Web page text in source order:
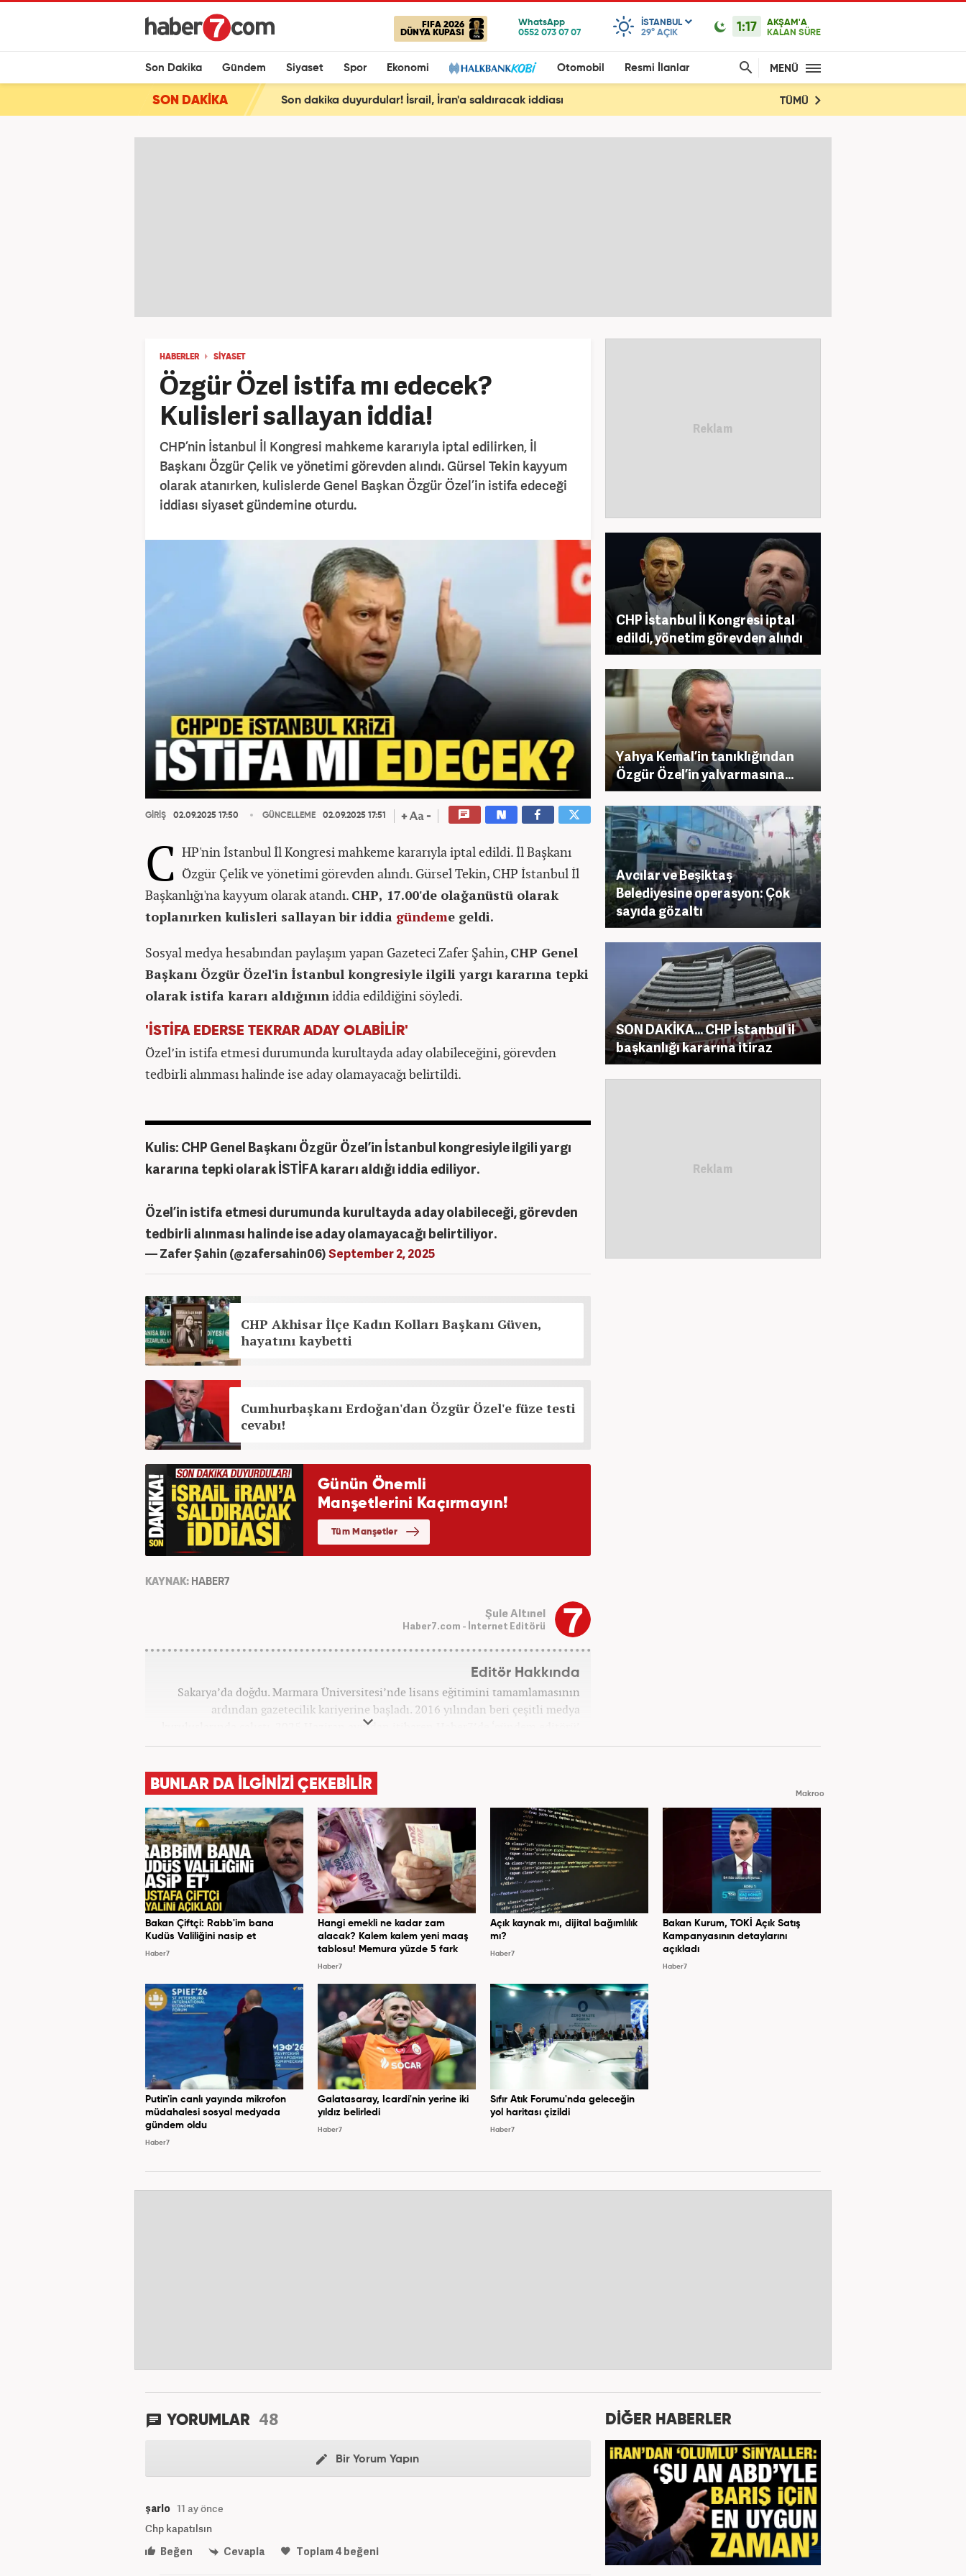
FIFA 2026
DÜNYA KUPASI
ISTANBUL
29° AÇIK 1:17
AKŞAM'A
KALAN SÜRE
Son Dakika Gündem Siyaset Spor Ekonomi Otomobil Resmi İlanlar MENÜ
SON DAKİKA Son dakika duyurdular! İsrail, İran'a saldıracak iddiası TÜMÜ
HABERLER SİYASET
Özgür Özel istifa mı edecek?
Kulisleri sallayan iddia!
CHP’nin İstanbul İl Kongresi mahkeme kararıyla iptal edilirken, İl
Başkanı Özgür Çelik ve yönetimi görevden alındı. Gürsel Tekin kayyum
olarak atanırken, kulislerde Genel Başkan Özgür Özel’in istifa edeceği
iddiası siyaset gündemine oturdu.
GİRİŞ 02.09.2025 17:50 GÜNCELLEME 02.09.2025 17:51
C HP'nin İstanbul İl Kongresi mahkeme kararıyla iptal edildi. İl Başkanı
Özgür Çelik ve yönetimi görevden alındı. Gürsel Tekin, CHP İstanbul İl
Başkanlığı'na kayyum olarak atandı. CHP, 17.00'de olağanüstü olarak
toplanırken kulisleri sallayan bir iddia gündeme geldi.
Sosyal medya hesabından paylaşım yapan Gazeteci Zafer Şahin, CHP Genel
Başkanı Özgür Özel'in İstanbul kongresiyle ilgili yargı kararına tepki
olarak istifa kararı aldığınıniddia edildiğini söyledi.
'İSTİFA EDERSE TEKRAR ADAY OLABİLİR'
Özel’in istifa etmesi durumunda kurultayda aday olabileceğini, görevden
tedbirli alınması halinde ise aday olamayacağı belirtildi.
️Kulis: CHP Genel Başkanı Özgür Özel’in İstanbul kongresiyle ilgili yargı
kararına tepki olarak İSTİFA kararı aldığı iddia ediliyor.
️Özel’in istifa etmesi durumunda kurultayda aday olabileceği, görevden
tedbirli alınması halinde ise aday olamayacağı belirtiliyor.
— Zafer Şahin (@zafersahin06)September 2, 2025
CHP Akhisar İlçe Kadın Kolları Başkanı Güven,
hayatını kaybetti
Cumhurbaşkanı Erdoğan'dan Özgür Özel'e füze testi
cevabı!
KAYNAK: HABER7
Şule Altınel
Haber7.com - İnternet Editörü
Editör Hakkında
Sakarya’da doğdu. Marmara Üniversitesi’nde lisans eğitimini tamamlamasının
ardından gazetecilik kariyerine başladı. 2016 yılından beri çeşitli medya
kuruluşlarında çalıştı. 2025 Haziran ayından itibaren Haber7’de ‘gündem editörü’
olarak kariyerini sürdürmekte.
CHP İstanbul İl Kongresi iptal
edildi, yönetim görevden alındı
Yahya Kemal’in tanıklığından
Özgür Özel’in yalvarmasına…
Avcılar ve Beşiktaş
Belediyesine operasyon: Çok
sayıda gözaltı
SON DAKİKA... CHP İstanbul il
başkanlığı kararına itiraz
BUNLAR DA İLGİNİZİ ÇEKEBİLİR
Makroo
Bakan Çiftçi: Rabb'im bana
Kudüs Valiliğini nasip et
Haber7
Hangi emekli ne kadar zam
alacak? Kalem kalem yeni maaş
tablosu! Memura yüzde 5 fark
Haber7
Açık kaynak mı, dijital bağımlılık
mı?
Haber7
Bakan Kurum, TOKİ Açık Satış
Kampanyasının detaylarını
açıkladı
Haber7
Putin'in canlı yayında mikrofon
müdahalesi sosyal medyada
gündem oldu
Haber7
Galatasaray, Icardi'nin yerine iki
yıldız belirledi
Haber7
Sıfır Atık Forumu'nda geleceğin
yol haritası çizildi
Haber7
YORUMLAR 48
Bir Yorum Yapın
şarlo 11 ay önce
Chp kapatılsın
Beğen
Cevapla Toplam4 beğeni
DİĞER HABERLER